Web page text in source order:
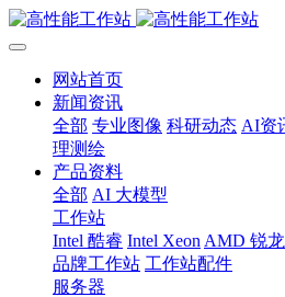
网站首页
新闻资讯
全部 专业图像 科研动态 AI资
理测绘
产品资料
全部 AI 大模型
工作站
Intel 酷睿 Intel Xeon AMD 锐龙
品牌工作站 工作站配件
服务器